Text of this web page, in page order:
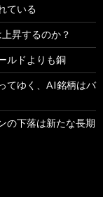
ている
昇するのか？
ルドよりも銅
てゆく、AI銘柄はバ
の下落は新たな長期